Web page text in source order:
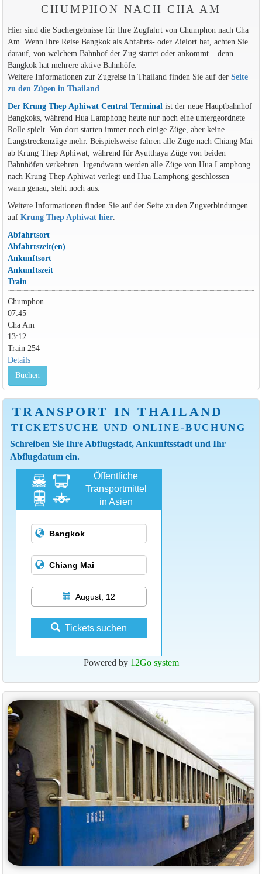
CHUMPHON NACH CHA AM
Hier sind die Suchergebnisse für Ihre Zugfahrt von Chumphon nach Cha
Am. Wenn Ihre Reise Bangkok als Abfahrts- oder Zielort hat, achten Sie
darauf, von welchem Bahnhof der Zug startet oder ankommt – denn
Bangkok hat mehrere aktive Bahnhöfe.
Weitere Informationen zur Zugreise in Thailand finden Sie auf der Seite
zu den Zügen in Thailand.
Der Krung Thep Aphiwat Central Terminalist der neue Hauptbahnhof
Bangkoks, während Hua Lamphong heute nur noch eine untergeordnete
Rolle spielt. Von dort starten immer noch einige Züge, aber keine
Langstreckenzüge mehr. Beispielsweise fahren alle Züge nach Chiang Mai
ab Krung Thep Aphiwat, während für Ayutthaya Züge von beiden
Bahnhöfen verkehren. Irgendwann werden alle Züge von Hua Lamphong
nach Krung Thep Aphiwat verlegt und Hua Lamphong geschlossen –
wann genau, steht noch aus.
Weitere Informationen finden Sie auf der Seite zu den Zugverbindungen
auf Krung Thep Aphiwat hier.
Abfahrtsort
Abfahrtszeit(en)
Ankunftsort
Ankunftszeit
Train
Chumphon
07:45
Cha Am
13:12
Train 254
Details
Buchen
TRANSPORT IN THAILAND
TICKETSUCHE UND ONLINE-BUCHUNG
Schreiben Sie Ihre Abflugstadt, Ankunftsstadt und Ihr
Abflugdatum ein.
Öffentliche
Transportmittel
in Asien
August, 12
Tickets suchen
Powered by 12Go system